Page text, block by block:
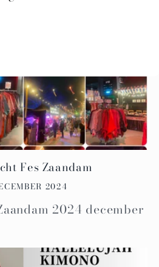
Fes Zaandam
2024
2024 december